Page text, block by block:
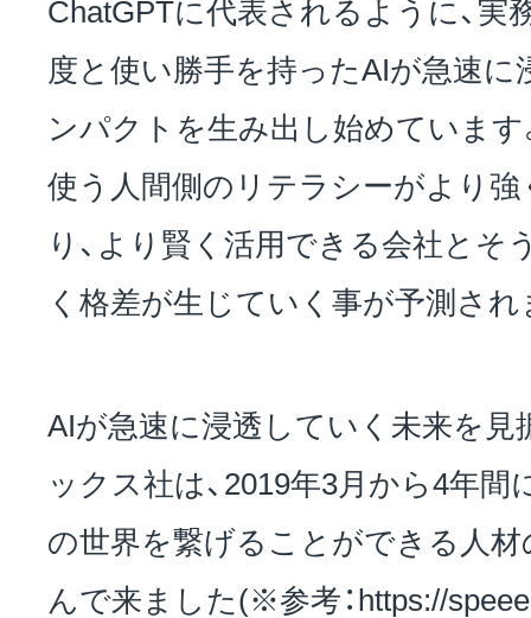
ChatGPTに代表されるように、
度と使い勝手を持ったAIが急速に
ンパクトを生み出し始めています
使う人間側のリテラシーがより
り、より賢く活用できる会社と
く格差が生じていく事が予測され
AIが急速に浸透していく未来を見
ックス社は、2019年3月から4年間
の世界を繋げることができる人材
んで来ました(※参考：https://